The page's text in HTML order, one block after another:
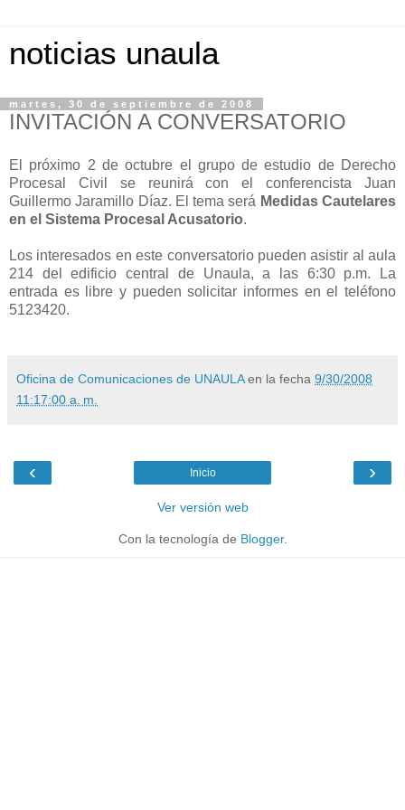
noticias unaula
martes, 30 de septiembre de 2008
INVITACIÓN A CONVERSATORIO
El próximo 2 de octubre el grupo de estudio de Derecho
Procesal Civil se reunirá con el conferencista Juan
Guillermo Jaramillo Díaz. El tema será Medidas Cautelares
en el Sistema Procesal Acusatorio.
Los interesados en este conversatorio pueden asistir al aula
214 del edificio central de Unaula, a las 6:30 p.m. La
entrada es libre y pueden solicitar informes en el teléfono
5123420.
Oficina de Comunicaciones de UNAULA en la fecha 9/30/2008
11:17:00 a. m.
‹ ›
Inicio
Ver versión web
Con la tecnología de Blogger.